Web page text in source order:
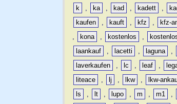
k
, ka , kad , kadett ,
kaufen
, kauft , kfz , kfz-
,
kona , kostenlos ,
laankauf
, lacetti , laguna ,
laverkaufen
, lc , leaf ,
liteace
, lj , lkw , lkw-
ls
, lt , lupo , m , m1 ,